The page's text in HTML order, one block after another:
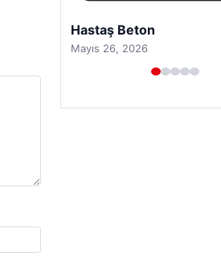
Prenses Night Club
Nisan 29, 2026